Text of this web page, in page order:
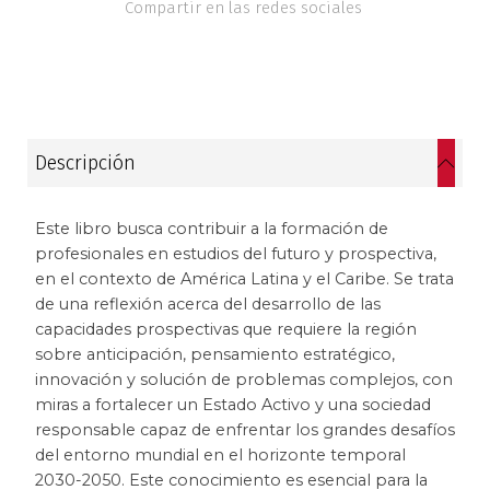
Matemáticas
Medicina
Medioambiente
Música
Narcotráfico
Compartir en las redes sociales
Descripción
Este libro busca contribuir a la formación de
profesionales en estudios del futuro y prospectiva,
en el contexto de América Latina y el Caribe. Se trata
de una reflexión acerca del desarrollo de las
capacidades prospectivas que requiere la región
sobre anticipación, pensamiento estratégico,
innovación y solución de problemas complejos, con
miras a fortalecer un Estado Activo y una sociedad
responsable capaz de enfrentar los grandes desafíos
del entorno mundial en el horizonte temporal
2030-2050. Este conocimiento es esencial para la